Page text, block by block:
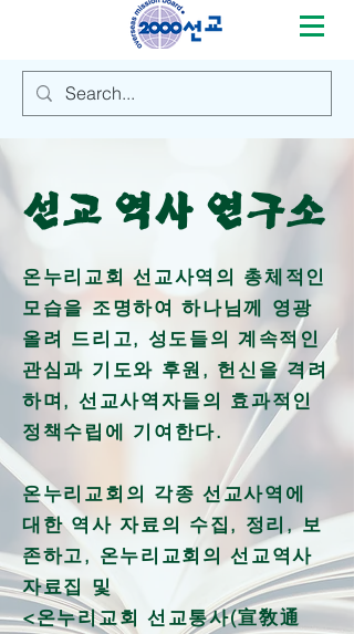
선교 역사 연구소
온누리교회 선교사역의 총체적인
모습을 조명하여 하나님께 영광
올려 드리고, 성도들의 계속적인
관심과 기도와 후원, 헌신을 격려
하며, 선교사역자들의 효과적인
정책수립에 기여한다.
온누리교회의 각종 선교사역에
대한 역사 자료의 수집, 정리, 보
존하고, 온누리교회의 선교역사
자료집 및
<온누리교회 선교통사(宣敎通